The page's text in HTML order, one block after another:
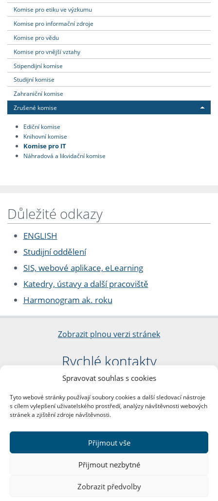
Spravovat souhlas s cookies
Tyto webové stránky používají soubory cookies a další sledovací nástroje
s cílem vylepšení uživatelského prostředí, analýzy návštěvnosti webových
stránek a zjištění zdroje návštěvnosti.
Přijmout vše
Přijmout nezbytné
Zobrazit předvolby
Komise pro etiku ve výzkumu
Komise pro informační zdroje
Komise pro vědu
Komise pro vnější vztahy
Stipendijní komise
Studijní komise
Zahraniční komise
Zrušené komise
Ediční komise
Knihovní komise
Komise pro IT
Náhradová a likvidační komise
Důležité odkazy
ENGLISH
Studijní oddělení
SIS, webové aplikace, eLearning
Katedry, ústavy a další pracoviště
Harmonogram ak. roku
Zobrazit plnou verzi stránek
Rychlé kontakty
Filozofická fakulta
nám. Jana Palacha 1/2
116 38 Praha 1
DIČ: CZ00216208
Další kontakty